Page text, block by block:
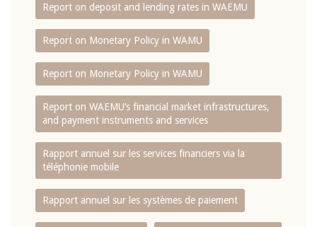
Report on deposit and lending rates in WAEMU
Report on Monetary Policy in WAMU
Report on Monetary Policy in WAMU
Report on WAEMU’s financial market infrastructures,
and payment instruments and services
Rapport annuel sur les services financiers via la
téléphonie mobile
Rapport annuel sur les systèmes de paiement